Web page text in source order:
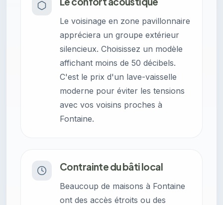
Le voisinage en zone pavillonnaire
appréciera un groupe extérieur
silencieux. Choisissez un modèle
affichant moins de 50 décibels.
C'est le prix d'un lave-vaisselle
moderne pour éviter les tensions
avec vos voisins proches à
Fontaine.
Contrainte du bâti local
Beaucoup de maisons à Fontaine
ont des accès étroits ou des